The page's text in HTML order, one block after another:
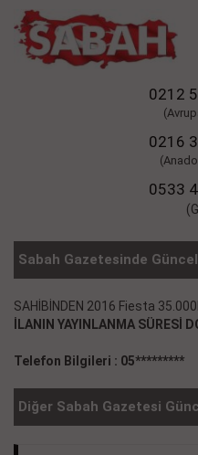
0212
0216
0533
Sabah Gazetesinde Güncel
SAHİBİNDEN 2016 Fiesta
İLANIN YAYINLANMA SÜRESİ
Telefon Bilgileri : 05*********
Diğer Sabah Gazetesi